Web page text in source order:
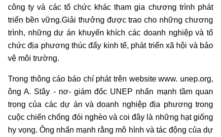
công ty và các tổ chức khác tham gia chương trình phát
triển bền vững.Giải thưởng được trao cho những chương
trình, những dự án khuyến khích các doanh nghiệp và tổ
chức địa phương thúc đẩy kinh tế, phát triển xã hội và bảo
vệ môi trường.
Trong thông cáo báo chí phát trên website www. unep.org,
ông A. Stây - nơ- giám đốc UNEP nhấn mạnh tầm quan
trọng của các dự án và doanh nghiệp địa phương trong
cuộc chiến chống đói nghèo và coi đây là những hạt giống
hy vọng. Ông nhấn mạnh rằng mô hình và tác động của dự